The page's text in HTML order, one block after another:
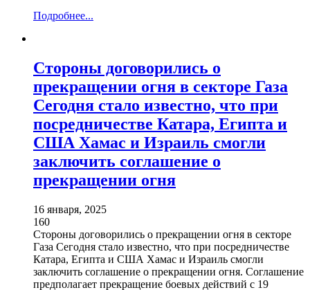
Подробнее...
Стороны договорились о
прекращении огня в секторе Газа
Сегодня стало известно, что при
посредничестве Катара, Египта и
США Хамас и Израиль смогли
заключить соглашение о
прекращении огня
16 января, 2025
160
Стороны договорились о прекращении огня в секторе
Газа Сегодня стало известно, что при посредничестве
Катара, Египта и США Хамас и Израиль смогли
заключить соглашение о прекращении огня. Соглашение
предполагает прекращение боевых действий с 19